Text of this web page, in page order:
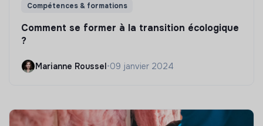
Compétences & formations
Comment se former à la transition écologique
?
Marianne Roussel•09 janvier 2024